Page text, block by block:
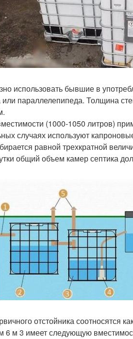
использовать бывшие в
или параллелепипеда. Толщина
(1000-1050 литров)
случаях используют
равной трехкратной
общий объем камер септика
отстойника соотносятся
6 м 3 имеет следующую